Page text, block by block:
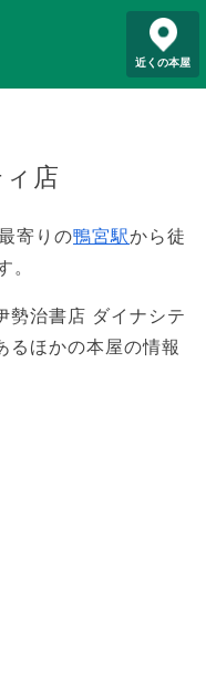
近くの本屋
店
寄りの鴨宮駅から徒
。
勢治書店 ダイナシテ
るほかの本屋の情報